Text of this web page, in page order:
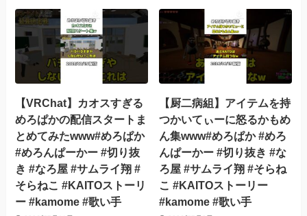
【VRChat】カオスすぎる
めろぱかの配信スタートま
とめてみたwww#めろぱか
#めろんぱーかー #切り抜
き #なろ屋 #サムライ翔 #
そらねこ #KAITOストーリ
ー #kamome #歌い手
【厨二病組】アイテムを持
つかいてぃーに怒るかもめ
ん集www#めろぱか #めろ
んぱーかー #切り抜き #な
ろ屋 #サムライ翔 #そらね
こ #KAITOストーリー
#kamome #歌い手